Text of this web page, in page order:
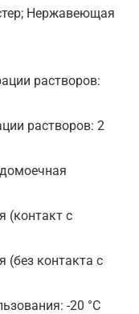
Нержавеющая
растворов:
растворов: 2
(контакт с
(без контакта с
-20 °C